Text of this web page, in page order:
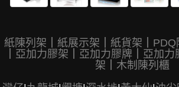
紙陳列架 紙展示架 紙貨架 PDQ
亞加力膠架 亞加力膠牌 亞加力
架
木制陳列櫃